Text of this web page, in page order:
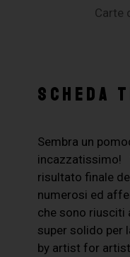
Carte
SCHEDA
Sembra un
incazzatissimo!
risultato finale
numerosi ed
che sono riusciti
super solido per
by artist for